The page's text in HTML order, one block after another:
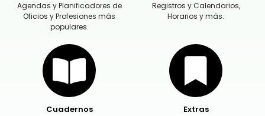
Agendas y Planificadores de
Oficios y Profesiones más
populares.
Registros y Calendarios,
Horarios y más.
Cuadernos Extras